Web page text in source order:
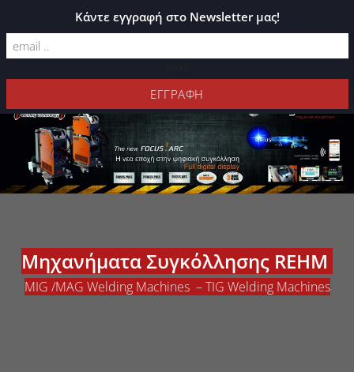
ΚΑΤΆΛΟΓΟΣ PLEXIGLASS
Μηχανήματα Συγκόλλησης REHM
MIG /MAG Welding Machines – TIG Welding Machines
Κάντε εγγραφή στο Newsletter μας!